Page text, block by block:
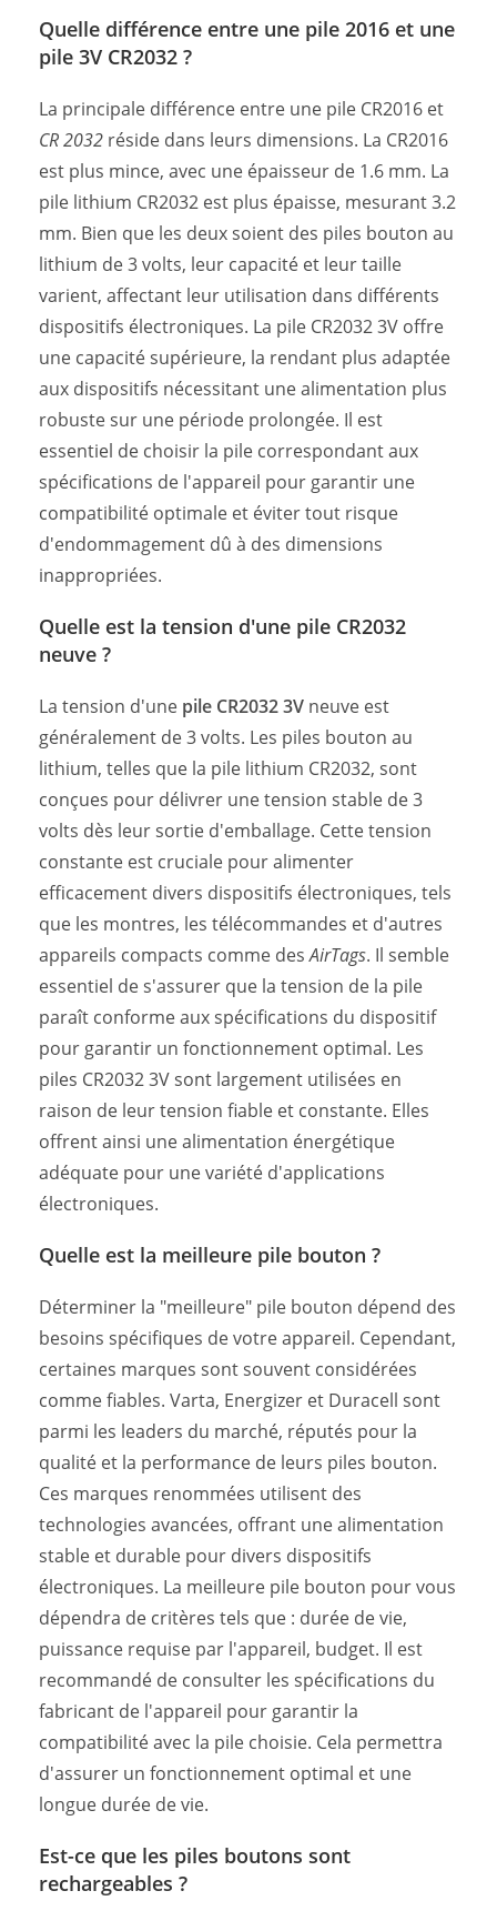
Quelle différence entre une pile 2016 et une
pile 3V CR2032 ?
La principale différence entre une pile CR2016 et
CR 2032 réside dans leurs dimensions. La CR2016
est plus mince, avec une épaisseur de 1.6 mm. La
pile lithium CR2032 est plus épaisse, mesurant 3.2
mm. Bien que les deux soient des piles bouton au
lithium de 3 volts, leur capacité et leur taille
varient, affectant leur utilisation dans différents
dispositifs électroniques. La pile CR2032 3V offre
une capacité supérieure, la rendant plus adaptée
aux dispositifs nécessitant une alimentation plus
robuste sur une période prolongée. Il est
essentiel de choisir la pile correspondant aux
spécifications de l'appareil pour garantir une
compatibilité optimale et éviter tout risque
d'endommagement dû à des dimensions
inappropriées.
Quelle est la tension d'une pile CR2032
neuve ?
La tension d'une pile CR2032 3V neuve est
généralement de 3 volts. Les piles bouton au
lithium, telles que la pile lithium CR2032, sont
conçues pour délivrer une tension stable de 3
volts dès leur sortie d'emballage. Cette tension
constante est cruciale pour alimenter
efficacement divers dispositifs électroniques, tels
que les montres, les télécommandes et d'autres
appareils compacts comme desAirTags. Il semble
essentiel de s'assurer que la tension de la pile
paraît conforme aux spécifications du dispositif
pour garantir un fonctionnement optimal. Les
piles CR2032 3V sont largement utilisées en
raison de leur tension fiable et constante. Elles
offrent ainsi une alimentation énergétique
adéquate pour une variété d'applications
électroniques.
Quelle est la meilleure pile bouton ?
Déterminer la "meilleure" pile bouton dépend des
besoins spécifiques de votre appareil. Cependant,
certaines marques sont souvent considérées
comme fiables. Varta, Energizer et Duracell sont
parmi les leaders du marché, réputés pour la
qualité et la performance de leurs piles bouton.
Ces marques renommées utilisent des
technologies avancées, offrant une alimentation
stable et durable pour divers dispositifs
électroniques. La meilleure pile bouton pour vous
dépendra de critères tels que : durée de vie,
puissance requise par l'appareil, budget. Il est
recommandé de consulter les spécifications du
fabricant de l'appareil pour garantir la
compatibilité avec la pile choisie. Cela permettra
d'assurer un fonctionnement optimal et une
longue durée de vie.
Est-ce que les piles boutons sont
rechargeables ?